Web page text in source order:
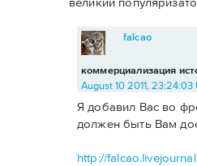
коммерциализация
falcao
August 10 2011, 23:24:03
Я добавил Вас во
должен быть Вам
http://